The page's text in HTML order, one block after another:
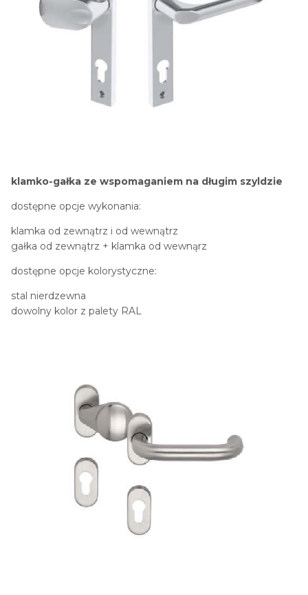
klamko-gałka ze wspomaganiem na długim szyldzie
dostępne opcje wykonania:
klamka od zewnątrz i od wewnątrz
gałka od zewnątrz + klamka od wewnąrz
dostępne opcje kolorystyczne:
stal nierdzewna
dowolny kolor z palety RAL